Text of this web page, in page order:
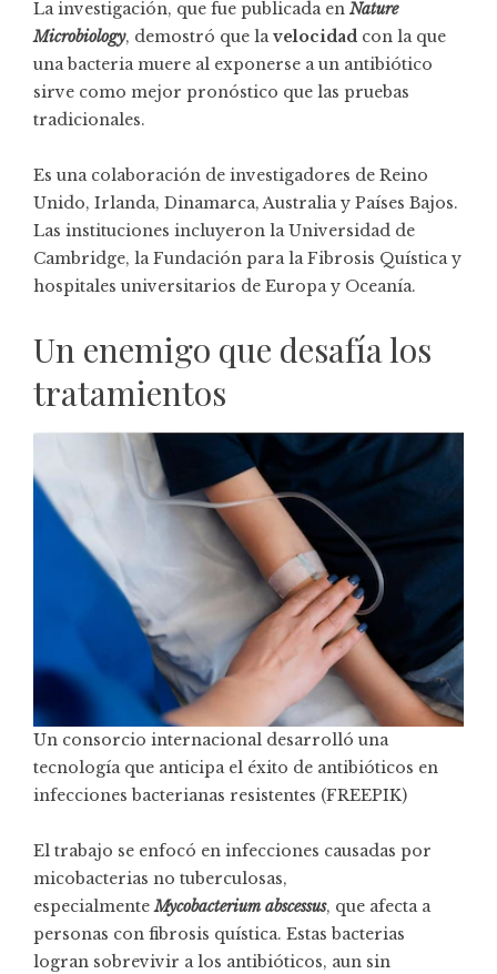
La investigación, que fue publicada en Nature
Microbiology, demostró que lavelocidad con la que
una bacteria muere al exponerse a un antibiótico
sirve como mejor pronóstico que las pruebas
tradicionales.
Es una colaboración de investigadores de Reino
Unido, Irlanda, Dinamarca, Australia y Países Bajos.
Las instituciones incluyeron la Universidad de
Cambridge, la Fundación para la Fibrosis Quística y
hospitales universitarios de Europa y Oceanía.
Un enemigo que desafía los
tratamientos
Un consorcio internacional desarrolló una
tecnología que anticipa el éxito de antibióticos en
infecciones bacterianas resistentes (FREEPIK)
El trabajo se enfocó en infecciones causadas por
micobacterias no tuberculosas,
especialmenteMycobacterium abscessus, que afecta a
personas con fibrosis quística. Estas bacterias
logran sobrevivir a los antibióticos, aun sin